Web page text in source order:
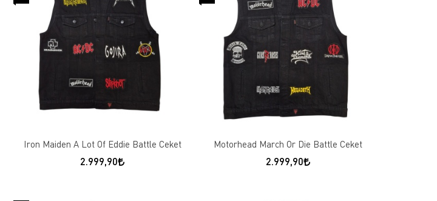
Iron Maiden A Lot Of Eddie Battle Ceket
2.999,90
Motorhead March Or Die Battle Ceket
2.999,90